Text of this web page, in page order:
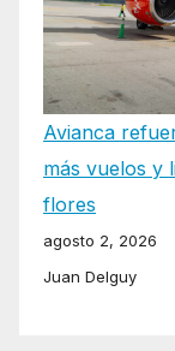
Avianca
más vuelos y
flores
agosto 2, 2026
Juan Delguy